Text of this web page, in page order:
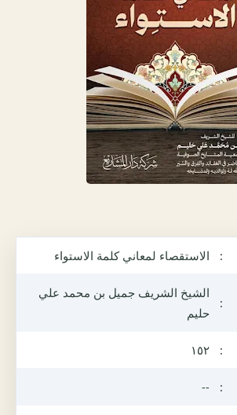
: الاستقصاء لمعاني كلمة الاستواء
:
الشيخ الشريف جميل بن محمد علي
حليم
: ١٥٢
:
--